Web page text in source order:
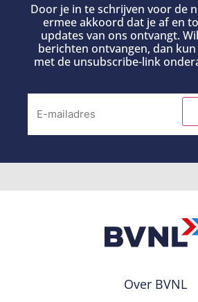
Door je in te schrijven voor de
ermee akkoord dat je af en
updates van ons ontvangt.
berichten ontvangen, dan
met de unsubscribe-link
Over BVNL